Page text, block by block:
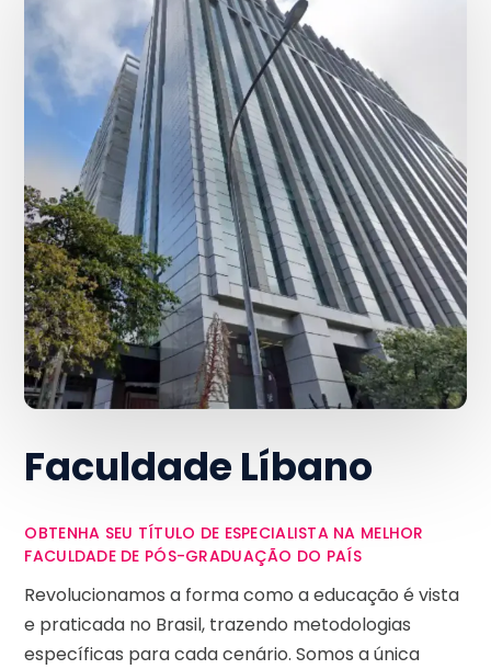
Faculdade Líbano
OBTENHA SEU TÍTULO DE ESPECIALISTA NA MELHOR
FACULDADE DE PÓS-GRADUAÇÃO DO PAÍS
Revolucionamos a forma como a educação é vista
e praticada no Brasil, trazendo metodologias
específicas para cada cenário. Somos a única